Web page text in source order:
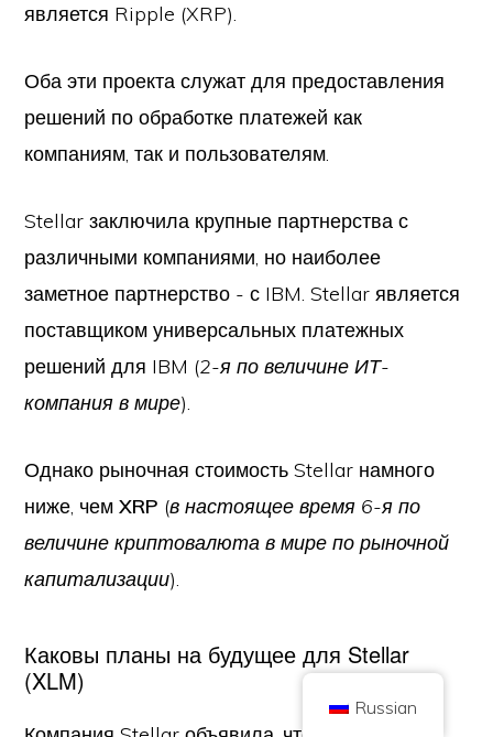
является Ripple (XRP).
Оба эти проекта служат для предоставления
решений по обработке платежей как
компаниям, так и пользователям.
Stellar заключила крупные партнерства с
различными компаниями, но наиболее
заметное партнерство - с IBM. Stellar является
поставщиком универсальных платежных
решений для IBM (2-я по величине ИТ-
компания в мире).
Однако рыночная стоимость Stellar намного
ниже, чемXRP (в настоящее время 6-я по
величине криптовалюта в мире по рыночной
капитализации).
Каковы планы на будущее для Stellar
(XLM)
Номер компании 10490224
Адрес: 2-й этаж 167-169 Грейт Портленд Стрит, Лондон,
Содержание представлено в информационных целях и не является
инвестиционным советом. Прошлые результаты не являются
сопряжено с риском.
Криптовалюта не регулируется Управлением финансового поведения
Великобритании и не подлежит защите в рамках Схемы компенсации
финансового омбудсмена Великобритании. Инвестирование в
криптовалюту сопряжено с риском, и криптовалюта может как
ГЛАВНАЯ ПОЛИТИКА КОНФИДЕНЦИАЛЬНОСТИ СВЯЗАТЬСЯ С НАМИ
Russian